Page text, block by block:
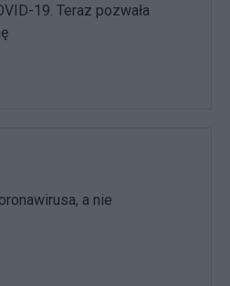
19. Teraz pozwała
a nie